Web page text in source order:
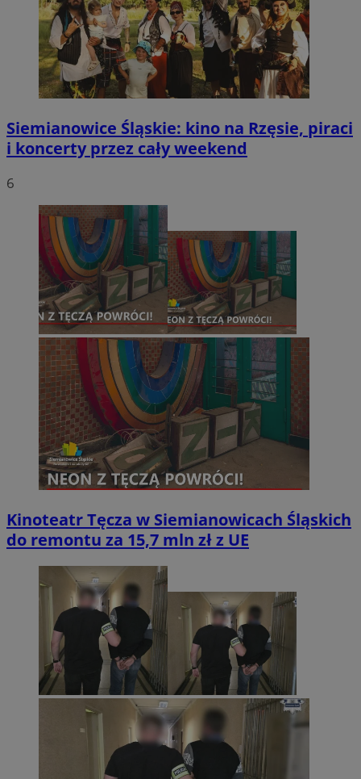
Siemianowice Śląskie: kino na Rzęsie, piraci
i koncerty przez cały weekend
6
Kinoteatr Tęcza w Siemianowicach Śląskich
do remontu za 15,7 mln zł z UE